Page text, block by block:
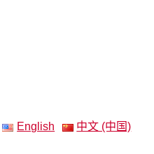
English 中文 (中国)